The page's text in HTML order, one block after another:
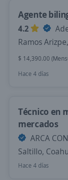
Agente
4.2
Ramos
$ 14,390.00
Hace 4 días
Técnico en
mercados
ARCA
Saltillo,
Hace 4 días